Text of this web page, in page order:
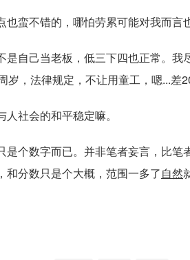
也蛮不错的，哪怕劳累可能对我而言
自己当老板，低三下四也正常。我
，法律规定，不让用童工，嗯...差
社会的和平稳定嘛。
个数字而已。并非笔者妄言，比
分数只是个大概，范围一多了自然